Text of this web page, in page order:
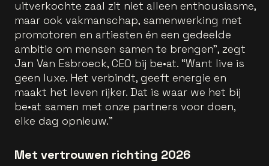
uitverkochte zaal zit niet alleen enthousiasme,
maar ook vakmanschap, samenwerking met
promotoren en artiesten én een gedeelde
ambitie om mensen samen te brengen”, zegt
Jan Van Esbroeck, CEO bij be•at. “Want live is
geen luxe. Het verbindt, geeft energie en
maakt het leven rijker. Dat is waar we het bij
be•at samen met onze partners voor doen,
elke dag opnieuw.”
Met vertrouwen richting 2026